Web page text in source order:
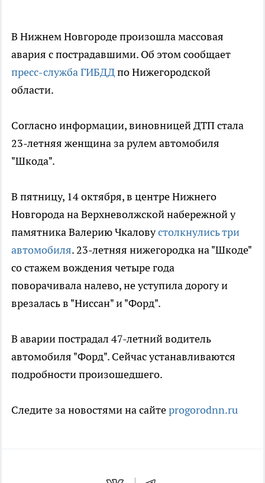
В Нижнем Новгороде произошла массовая
авария c пострадавшими. Об этом сообщает
пресс-служба ГИБДДпо Нижегородской
области.
Согласно информации, виновницей ДТП стала
23-летняя женщина за рулем автомобиля
"Шкода".
В пятницу, 14 октября, в центре Нижнего
Новгорода на Верхневолжской набережной у
памятника Валерию Чкаловустолкнулись три
автомобиля. 23-летняя нижегородка на "Шкоде"
со стажем вождения четыре года
поворачивала налево, не уступила дорогу и
врезалась в "Ниссан" и "Форд".
В аварии пострадал 47-летний водитель
автомобиля "Форд". Сейчас устанавливаются
подробности произошедшего.
Следите за новостями на сайтеprogorodnn.ru